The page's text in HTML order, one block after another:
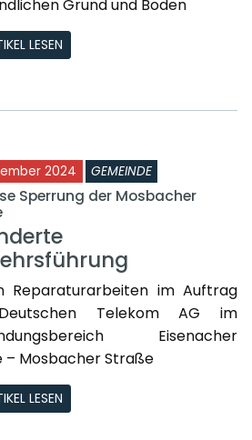
Grund und Boden
LESEN
2024 GEMEINDE
Sperrung der Mosbacher
Reparaturarbeiten im Auftrag
Telekom AG im
Eisenacher
– Mosbacher Straße
LESEN